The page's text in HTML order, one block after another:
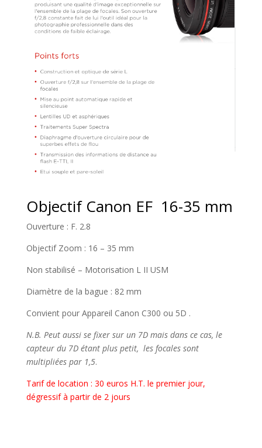
Objectif Canon EF 16-35 mm
Ouverture : F. 2.8
Objectif Zoom : 16 – 35 mm
Non stabilisé – Motorisation L II USM
Diamètre de la bague : 82 mm
Convient pour Appareil Canon C300 ou 5D .
N.B. Peut aussi se fixer sur un 7D mais dans ce cas, le
capteur du 7D étant plus petit, les focales sont
multipliées par 1,5.
Tarif de location : 30 euros H.T. le premier jour,
dégressif à partir de 2 jours